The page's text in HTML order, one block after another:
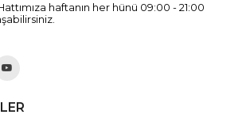
haftanın her hünü 09:00 - 21:00